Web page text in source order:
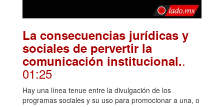
La consecuencias jurídicas y
sociales de pervertir la
comunicación institucional..
01:25
Hay una línea tenue entre la divulgación de los
programas sociales y su uso para promocionar a una, o